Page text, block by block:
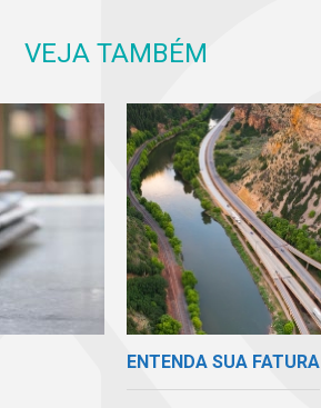
VEJA TAMBÉM
ENTENDA SUA FATURA